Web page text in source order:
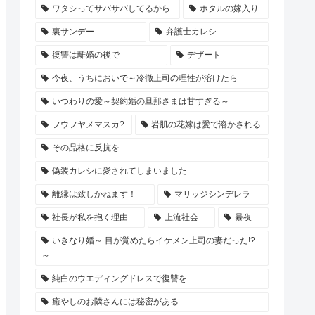
ワタシってサバサバしてるから ホタルの嫁入り
裏サンデー 弁護士カレシ
復讐は離婚の後で デザート
今夜、うちにおいで～冷徹上司の理性が溶けたら
いつわりの愛～契約婚の旦那さまは甘すぎる～
フウフヤメマスカ? 岩肌の花嫁は愛で溶かされる
その品格に反抗を
偽装カレシに愛されてしまいました
離縁は致しかねます！ マリッジシンデレラ
社長が私を抱く理由 上流社会 暴夜
いきなり婚～ 目が覚めたらイケメン上司の妻だった!?
～
純白のウエディングドレスで復讐を
癒やしのお隣さんには秘密がある